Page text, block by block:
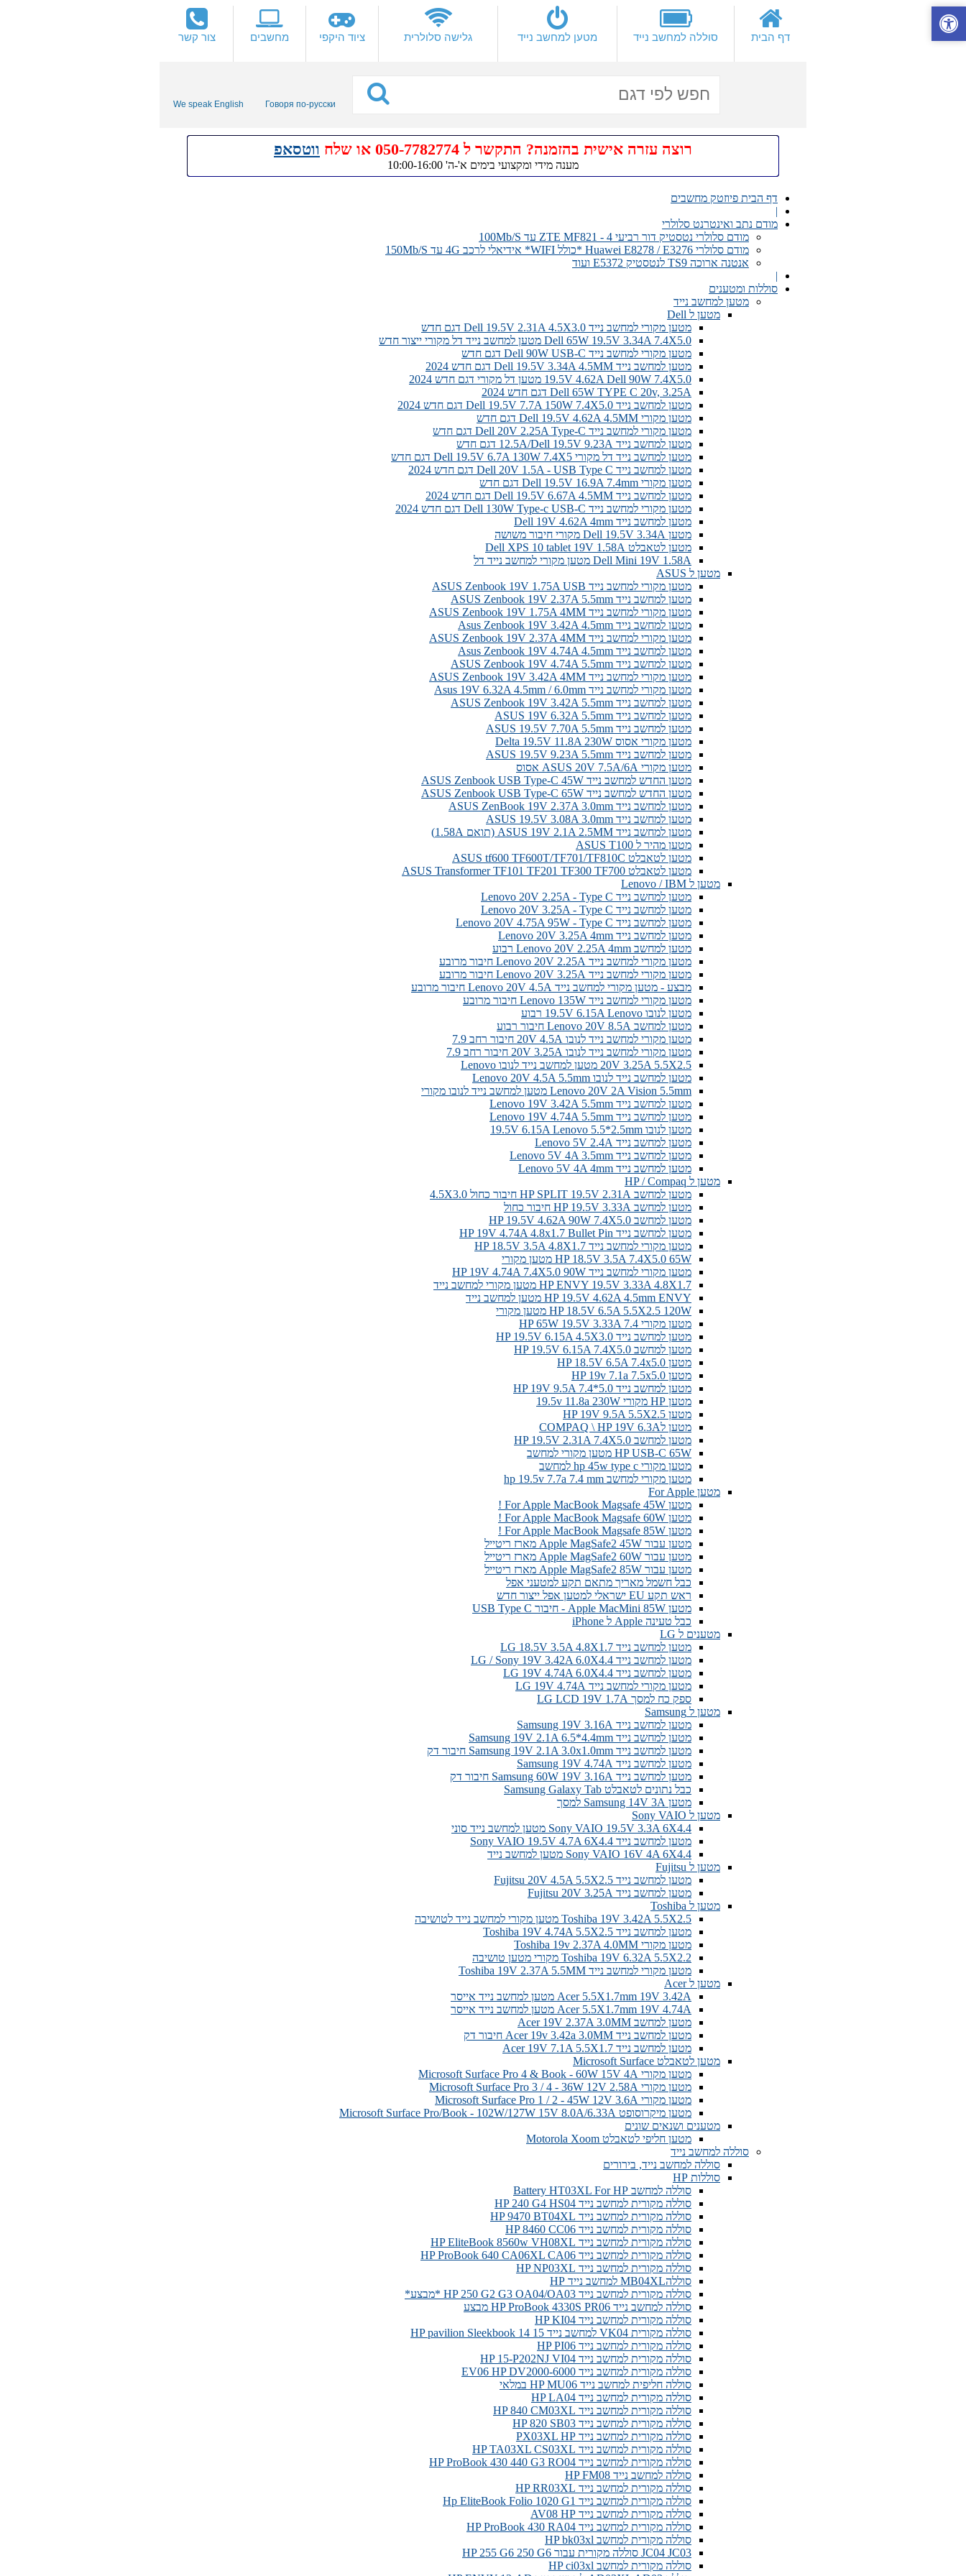
דף הבית סוללה למחשב נייד מטען למחשב נייד גלישה סלולרית ציוד היקפי מחשבים צור קשר
We speak English Говоря по-русски
רוצה עזרה אישית בהזמנה? התקשר ל 050-7782774 או שלח ווטסאפ
מענה מידי ומקצועי בימים א'-ה' 10:00-16:00
דף הבית פיוזטק מחשבים
|
מודם נתב ואינטרנט סלולרי
מודם סלולרי נטסטיק דור רביעי 4 - ZTE MF821 עד 100Mb/S
מודם סלולרי Huawei E8278 / E3276 *כולל WIFI* אידיאלי לרכב 4G עד 150Mb/S
אנטנה ארוכה TS9 לנטסטיק E5372 ועוד
|
סוללות ומטענים
מטען למחשב נייד
מטען ל Dell
מטען מקורי למחשב נייד Dell 19.5V 2.31A 4.5X3.0 דגם חדש
Dell 65W 19.5V 3.34A 7.4X5.0 מטען למחשב נייד דל מקורי ייצור חדש
מטען מקורי למחשב נייד Dell 90W USB-C דגם חדש
מטען למחשב נייד Dell 19.5V 3.34A 4.5MM דגם חדש 2024
19.5V 4.62A Dell 90W 7.4X5.0 מטען דל מקורי דגם חדש 2024
Dell 65W TYPE C 20v, 3.25A דגם חדש 2024
מטען למחשב נייד Dell 19.5V 7.7A 150W 7.4X5.0 דגם חדש 2024
מטען מקורי Dell 19.5V 4.62A 4.5MM דגם חדש
מטען מקורי למחשב נייד Dell 20V 2.25A Type-C דגם חדש
מטען למחשב נייד 12.5A/Dell 19.5V 9.23A דגם חדש
מטען למחשב נייד דל מקורי Dell 19.5V 6.7A 130W 7.4X5 דגם חדש
מטען למחשב נייד Dell 20V 1.5A - USB Type C דגם חדש 2024
מטען מקורי Dell 19.5V 16.9A 7.4mm דגם חדש
מטען למחשב נייד Dell 19.5V 6.67A 4.5MM דגם חדש 2024
מטען מקורי למחשב נייד Dell 130W Type-c USB-C דגם חדש 2024
מטען למחשב נייד Dell 19V 4.62A 4mm
מטען Dell 19.5V 3.34A מקורי חיבור משושה
מטען לטאבלט Dell XPS 10 tablet 19V 1.58A
Dell Mini 19V 1.58A מטען מקורי למחשב נייד דל
מטען ל ASUS
מטען מקורי למחשב נייד ASUS Zenbook 19V 1.75A USB
מטען למחשב נייד ASUS Zenbook 19V 2.37A 5.5mm
מטען מקורי למחשב נייד ASUS Zenbook 19V 1.75A 4MM
מטען למחשב נייד Asus Zenbook 19V 3.42A 4.5mm
מטען מקורי למחשב נייד ASUS Zenbook 19V 2.37A 4MM
מטען למחשב נייד Asus Zenbook 19V 4.74A 4.5mm
מטען למחשב נייד ASUS Zenbook 19V 4.74A 5.5mm
מטען מקורי למחשב נייד ASUS Zenbook 19V 3.42A 4MM
מטען מקורי למחשב נייד Asus 19V 6.32A 4.5mm / 6.0mm
מטען למחשב נייד ASUS Zenbook 19V 3.42A 5.5mm
מטען למחשב נייד ASUS 19V 6.32A 5.5mm
מטען למחשב נייד ASUS 19.5V 7.70A 5.5mm
מטען מקורי אסוס Delta 19.5V 11.8A 230W
מטען למחשב נייד ASUS 19.5V 9.23A 5.5mm
מטען מקורי ASUS 20V 7.5A/6A אסוס
מטען החדש למחשב נייד ASUS Zenbook USB Type-C 45W
מטען החדש למחשב נייד ASUS Zenbook USB Type-C 65W
מטען למחשב נייד ASUS ZenBook 19V 2.37A 3.0mm
מטען למחשב נייד ASUS 19.5V 3.08A 3.0mm
מטען למחשב נייד ASUS 19V 2.1A 2.5MM (תואם 1.58A)
מטען מהיר ל ASUS T100
מטען לטאבלט ASUS tf600 TF600T/TF701/TF810C
מטען לטאבלט ASUS Transformer TF101 TF201 TF300 TF700
מטען ל Lenovo / IBM
מטען למחשב נייד Lenovo 20V 2.25A - Type C
מטען למחשב נייד Lenovo 20V 3.25A - Type C
מטען למחשב נייד Lenovo 20V 4.75A 95W - Type C
מטען למחשב נייד Lenovo 20V 3.25A 4mm
מטען למחשב Lenovo 20V 2.25A 4mm רבוע
מטען מקורי למחשב נייד Lenovo 20V 2.25A חיבור מרובע
מטען מקורי למחשב נייד Lenovo 20V 3.25A חיבור מרובע
מבצע - מטען מקורי למחשב נייד Lenovo 20V 4.5A חיבור מרובע
מטען מקורי למחשב נייד Lenovo 135W חיבור מרובע
מטען לנובו 19.5V 6.15A Lenovo רבוע
מטען למחשב Lenovo 20V 8.5A חיבור רבוע
מטען מקורי למחשב נייד לנובו 20V 4.5A חיבור רחב 7.9
מטען מקורי למחשב נייד לנובו 20V 3.25A חיבור רחב 7.9
20V 3.25A 5.5X2.5 מטען למחשב נייד לנובו Lenovo
מטען למחשב נייד לנובו Lenovo 20V 4.5A 5.5mm
Lenovo 20V 2A Vision 5.5mm מטען למחשב נייד לנובו מקורי
מטען למחשב נייד Lenovo 19V 3.42A 5.5mm
מטען למחשב נייד Lenovo 19V 4.74A 5.5mm
מטען לנובו 19.5V 6.15A Lenovo 5.5*2.5mm
מטען למחשב נייד Lenovo 5V 2.4A
מטען למחשב נייד Lenovo 5V 4A 3.5mm
מטען למחשב נייד Lenovo 5V 4A 4mm
מטען ל HP / Compaq
מטען למחשב HP SPLIT 19.5V 2.31A חיבור כחול 4.5X3.0
מטען למחשב HP 19.5V 3.33A חיבור כחול
מטען למחשב HP 19.5V 4.62A 90W 7.4X5.0
מטען למחשב נייד HP 19V 4.74A 4.8x1.7 Bullet Pin
מטען מקורי למחשב נייד HP 18.5V 3.5A 4.8X1.7
HP 18.5V 3.5A 7.4X5.0 65W מטען מקורי
מטען מקורי למחשב נייד HP 19V 4.74A 7.4X5.0 90W
HP ENVY 19.5V 3.33A 4.8X1.7 מטען מקורי למחשב נייד
HP 19.5V 4.62A 4.5mm ENVY מטען למחשב נייד
HP 18.5V 6.5A 5.5X2.5 120W מטען מקורי
מטען מקורי HP 65W 19.5V 3.33A 7.4
מטען למחשב נייד HP 19.5V 6.15A 4.5X3.0
מטען למחשב HP 19.5V 6.15A 7.4X5.0
מטען HP 18.5V 6.5A 7.4x5.0
מטען HP 19v 7.1a 7.5x5.0
מטען למחשב נייד HP 19V 9.5A 7.4*5.0
מטען HP מקורי 19.5v 11.8a 230W
מטען HP 19V 9.5A 5.5X2.5
מטען לCOMPAQ \ HP 19V 6.3A
מטען למחשב HP 19.5V 2.31A 7.4X5.0
HP USB-C 65W מטען מקורי למחשב
מטען מקורי hp 45w type c למחשב
מטען מקורי למחשב hp 19.5v 7.7a 7.4 mm
מטען For Apple
מטען For Apple MacBook Magsafe 45W !
מטען For Apple MacBook Magsafe 60W !
מטען For Apple MacBook Magsafe 85W !
מטען עבור Apple MagSafe2 45W מארז ריטייל
מטען עבור Apple MagSafe2 60W מארז ריטייל
מטען עבור Apple MagSafe2 85W מארז ריטייל
כבל חשמל מאריך מתאם תקע למטעני אפל
ראש תקע EU ישראלי למטען אפל ייצור חדש
מטען Apple MacMini 85W - חיבור USB Type C
כבל טעינה Apple ל iPhone
מטענים ל LG
מטען למחשב נייד LG 18.5V 3.5A 4.8X1.7
מטען למחשב נייד LG / Sony 19V 3.42A 6.0X4.4
מטען למחשב נייד LG 19V 4.74A 6.0X4.4
מטען מקורי למחשב נייד LG 19V 4.74A
ספק כח למסך LG LCD 19V 1.7A
מטען ל Samsung
מטען למחשב נייד Samsung 19V 3.16A
מטען למחשב נייד Samsung 19V 2.1A 6.5*4.4mm
מטען למחשב נייד Samsung 19V 2.1A 3.0x1.0mm חיבור דק
מטען למחשב נייד Samsung 19V 4.74A
מטען למחשב נייד Samsung 60W 19V 3.16A חיבור דק
כבל נתונים לטאבלט Samsung Galaxy Tab
מטען Samsung 14V 3A למסך
מטען ל Sony VAIO
Sony VAIO 19.5V 3.3A 6X4.4 מטען למחשב נייד סוני
מטען למחשב נייד Sony VAIO 19.5V 4.7A 6X4.4
Sony VAIO 16V 4A 6X4.4 מטען למחשב נייד
מטען ל Fujitsu
מטען למחשב נייד Fujitsu 20V 4.5A 5.5X2.5
מטען למחשב נייד Fujitsu 20V 3.25A
מטען ל Toshiba
Toshiba 19V 3.42A 5.5X2.5 מטען מקורי למחשב נייד לטושיבה
מטען למחשב נייד Toshiba 19V 4.74A 5.5X2.5
מטען מקורי Toshiba 19v 2.37A 4.0MM
Toshiba 19V 6.32A 5.5X2.2 מקורי מטען טושיבה
מטען מקורי למחשב נייד Toshiba 19V 2.37A 5.5MM
מטען ל Acer
Acer 5.5X1.7mm 19V 3.42A מטען למחשב נייד אייסר
Acer 5.5X1.7mm 19V 4.74A מטען למחשב נייד אייסר
מטען למחשב Acer 19V 2.37A 3.0MM
מטען למחשב נייד Acer 19v 3.42a 3.0MM חיבור דק
מטען למחשב נייד Acer 19V 7.1A 5.5X1.7
מטען לטאבלט Microsoft Surface
מטען מקורי Microsoft Surface Pro 4 & Book - 60W 15V 4A​
מטען מקורי Microsoft Surface Pro 3 / 4 - 36W 12V 2.58A
מטען מקורי Microsoft Surface Pro 1 / 2 - 45W 12V 3.6A
מטען מיקרוסופט Microsoft Surface Pro/Book - 102W/127W 15V 8.0A/6.33A​
מטענים ושנאים שונים
מטען חליפי לטאבלט Motorola Xoom
סוללה למחשב נייד
סוללה למחשב נייד, בירורים
סוללות HP
סוללה למחשב Battery HT03XL For HP
סוללה מקורית למחשב נייד HP 240 G4 HS04
סוללה מקורית למחשב נייד HP 9470 BT04XL
סוללה מקורית למחשב נייד HP 8460 CC06
סוללה מקורית למחשב נייד HP EliteBook 8560w VH08XL
סוללה מקורית למחשב נייד HP ProBook 640 CA06XL CA06
סוללה מקורית למחשב נייד HP NP03XL
סוללהMB04XL למחשב נייד HP
סוללה מקורית למחשב נייד HP 250 G2 G3 OA04/OA03 *מבצע*
סוללה למחשב נייד HP ProBook 4330S PR06 מבצע
סוללה מקורית למחשב נייד HP KI04
סוללה מקורית VK04 למחשב נייד HP pavilion Sleekbook 14 15
סוללה מקורית למחשב נייד HP PI06
סוללה מקורית למחשב נייד HP 15-P202NJ VI04
סוללה מקורית למחשב נייד EV06 HP DV2000-6000
סוללה חליפית למחשב נייד HP MU06 במלאי
סוללה מקורית למחשב נייד HP LA04
סוללה מקורית למחשב נייד HP 840 CM03XL
סוללה מקורית למחשב נייד HP 820 SB03
סוללה מקורית למחשב נייד PX03XL HP
סוללה מקורית למחשב נייד HP TA03XL CS03XL
סוללה מקורית למחשב נייד HP ProBook 430 440 G3 RO04
סוללה למחשב נייד HP FM08
סוללה מקורית למחשב נייד HP RR03XL
סוללה מקורית למחשב נייד Hp EliteBook Folio 1020 G1
סוללה מקורית למחשב נייד AV08 HP
סוללה מקורית למחשב נייד HP ProBook 430 RA04
סוללה מקורית למחשב HP bk03xl
JC04 JC03 סוללה מקורית עבור HP 255 G6 250 G6
סוללה מקורית למחשב HP ci03xl